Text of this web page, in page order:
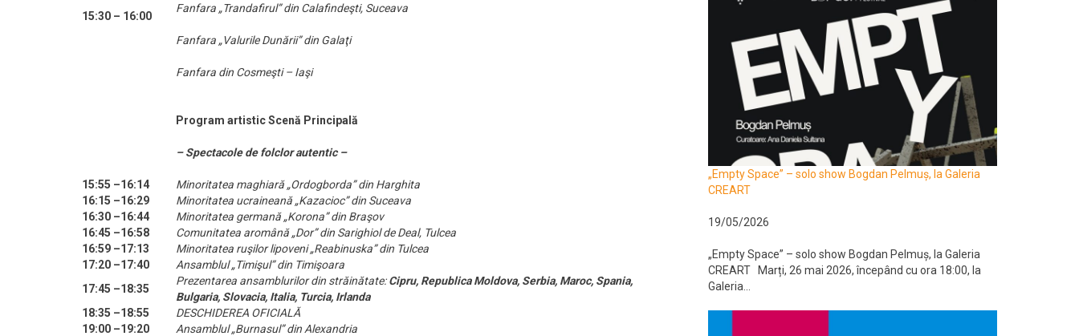
15:30 – 16:00
Fanfara „Trandafirul” din Calafindeşti, Suceava
Fanfara „Valurile Dunării” din Galaţi
Fanfara din Cosmeşti – Iaşi
Program artistic Scenă Principală
– Spectacole de folclor autentic –
15:55 –16:14
Minoritatea maghiară „Ordogborda” din Harghita
16:15 –16:29
Minoritatea ucraineană „Kazacioc” din Suceava
16:30 –16:44
Minoritatea germană „Korona” din Braşov
16:45 –16:58
Comunitatea aromână „Dor” din Sarighiol de Deal, Tulcea
16:59 –17:13
Minoritatea ruşilor lipoveni „Reabinuska” din Tulcea
17:20 –17:40
Ansamblul „Timişul” din Timişoara
17:45 –18:35
Prezentarea ansamblurilor din străinătate:Cipru, Republica Moldova, Serbia, Maroc, Spania,
Bulgaria, Slovacia, Italia, Turcia, Irlanda
18:35 –18:55
DESCHIDEREA OFICIALĂ
19:00 –19:20
Ansamblul „Burnasul” din Alexandria
„Empty Space” – solo show Bogdan Pelmuș, la Galeria
CREART
19/05/2026
„Empty Space” – solo show Bogdan Pelmuș, la Galeria
CREART Marți, 26 mai 2026, începând cu ora 18:00, la
Galeria...